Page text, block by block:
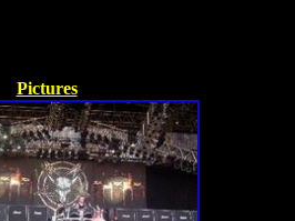
Pictures